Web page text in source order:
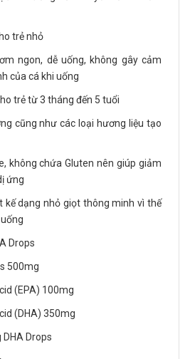
trẻ nhỏ
ngon, dễ uống, không gây cảm
của cá khi uống
trẻ từ 3 tháng đến 5 tuổi
cũng như các loại hương liệu tạo
không chứa Gluten nên giúp giảm
ứng
kế dạng nhỏ giọt thông minh vì thế
Drops
500mg
(EPA) 100mg
(DHA) 350mg
Drops